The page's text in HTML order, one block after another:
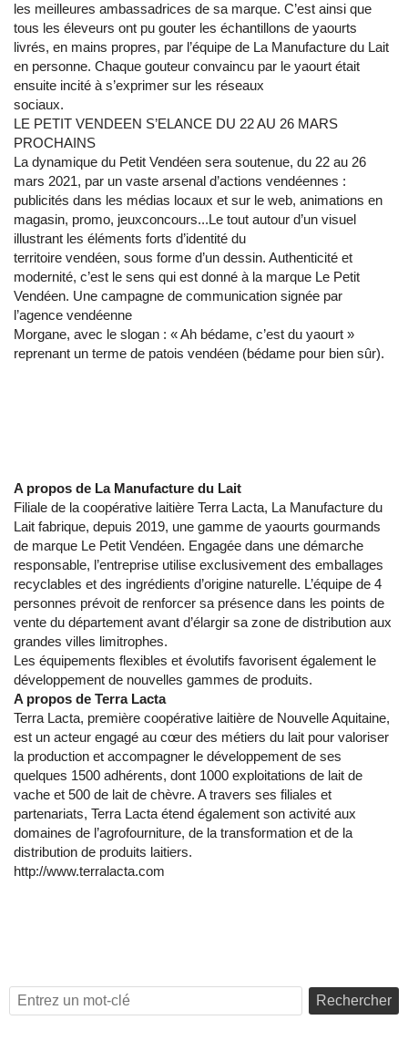
les meilleures ambassadrices de sa marque. C’est ainsi que
tous les éleveurs ont pu gouter les échantillons de yaourts
livrés, en mains propres, par l’équipe de La Manufacture du Lait
en personne. Chaque gouteur convaincu par le yaourt était
ensuite incité à s’exprimer sur les réseaux
sociaux.
LE PETIT VENDEEN S’ELANCE DU 22 AU 26 MARS
PROCHAINS
La dynamique du Petit Vendéen sera soutenue, du 22 au 26
mars 2021, par un vaste arsenal d’actions vendéennes :
publicités dans les médias locaux et sur le web, animations en
magasin, promo, jeuxconcours...Le tout autour d’un visuel
illustrant les éléments forts d’identité du
territoire vendéen, sous forme d’un dessin. Authenticité et
modernité, c’est le sens qui est donné à la marque Le Petit
Vendéen. Une campagne de communication signée par
l’agence vendéenne
Morgane, avec le slogan : « Ah bédame, c’est du yaourt »
reprenant un terme de patois vendéen (bédame pour bien sûr).
A propos de La Manufacture du Lait
Filiale de la coopérative laitière Terra Lacta, La Manufacture du
Lait fabrique, depuis 2019, une gamme de yaourts gourmands
de marque Le Petit Vendéen. Engagée dans une démarche
responsable, l’entreprise utilise exclusivement des emballages
recyclables et des ingrédients d’origine naturelle. L’équipe de 4
personnes prévoit de renforcer sa présence dans les points de
vente du département avant d’élargir sa zone de distribution aux
grandes villes limitrophes.
Les équipements flexibles et évolutifs favorisent également le
développement de nouvelles gammes de produits.
A propos de Terra Lacta
Terra Lacta, première coopérative laitière de Nouvelle Aquitaine,
est un acteur engagé au cœur des métiers du lait pour valoriser
la production et accompagner le développement de ses
quelques 1500 adhérents, dont 1000 exploitations de lait de
vache et 500 de lait de chèvre. A travers ses filiales et
partenariats, Terra Lacta étend également son activité aux
domaines de l’agrofourniture, de la transformation et de la
distribution de produits laitiers.
http://www.terralacta.com
Rechercher